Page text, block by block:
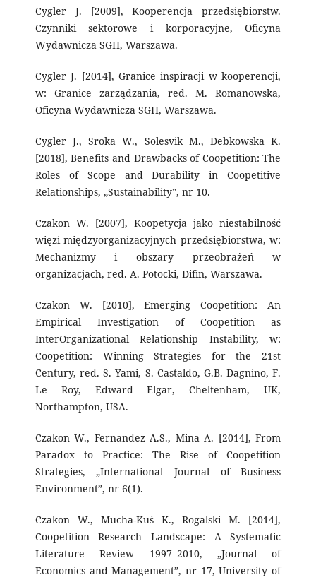
Cygler J. [2009], Kooperencja przedsiębiorstw.
Czynniki sektorowe i korporacyjne, Oficyna
Wydawnicza SGH, Warszawa.
Cygler J. [2014], Granice inspiracji w kooperencji,
w: Granice zarządzania, red. M. Romanowska,
Oficyna Wydawnicza SGH, Warszawa.
Cygler J., Sroka W., Solesvik M., Debkowska K.
[2018], Benefits and Drawbacks of Coopetition: The
Roles of Scope and Durability in Coopetitive
Relationships, „Sustainability”, nr 10.
Czakon W. [2007], Koopetycja jako niestabilność
więzi międzyorganizacyjnych przedsiębiorstwa, w:
Mechanizmy i obszary przeobrażeń w
organizacjach, red. A. Potocki, Difin, Warszawa.
Czakon W. [2010], Emerging Coopetition: An
Empirical Investigation of Coopetition as
InterOrganizational Relationship Instability, w:
Coopetition: Winning Strategies for the 21st
Century, red. S. Yami, S. Castaldo, G.B. Dagnino, F.
Le Roy, Edward Elgar, Cheltenham, UK,
Northampton, USA.
Czakon W., Fernandez A.S., Mina A. [2014], From
Paradox to Practice: The Rise of Coopetition
Strategies, „International Journal of Business
Environment”, nr 6(1).
Czakon W., Mucha-Kuś K., Rogalski M. [2014],
Coopetition Research Landscape: A Systematic
Literature Review 1997–2010, „Journal of
Economics and Management”, nr 17, University of